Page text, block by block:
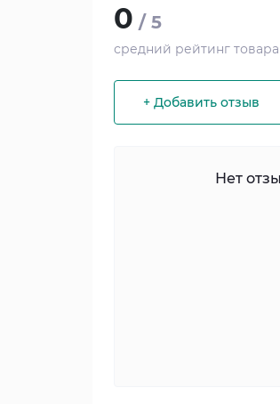
0 / 5
средний рейтинг товара
+ Добавить отзыв
Нет